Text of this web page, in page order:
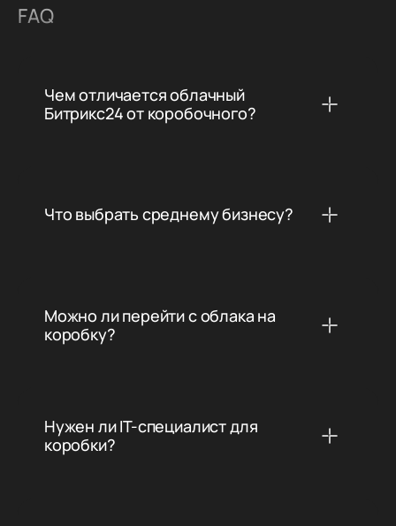
FAQ
Чем отличается облачный
Битрикс24 от коробочного?
Что выбрать среднему бизнесу?
Можно ли перейти с облака на
коробку?
Нужен ли IT-специалист для
коробки?